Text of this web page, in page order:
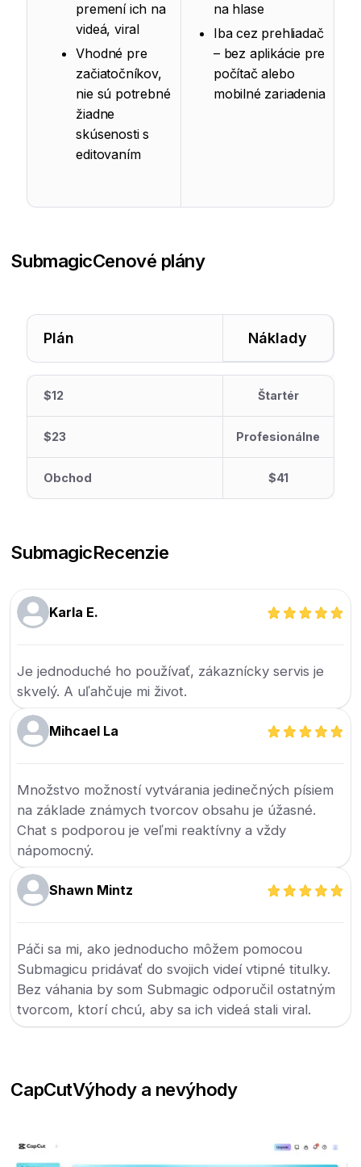
premení ich na
videá, viral
Vhodné pre
začiatočníkov,
nie sú potrebné
žiadne
skúsenosti s
editovaním
na hlase
Iba cez prehliadač
– bez aplikácie pre
počítač alebo
mobilné zariadenia
SubmagicCenové plány
Plán Náklady
$12 Štartér
$23 Profesionálne
Obchod $41
SubmagicRecenzie
Karla E.
Je jednoduché ho používať, zákaznícky servis je
skvelý. A uľahčuje mi život.
Mihcael La
Množstvo možností vytvárania jedinečných písiem
na základe známych tvorcov obsahu je úžasné.
Chat s podporou je veľmi reaktívny a vždy
nápomocný.
Shawn Mintz
Páči sa mi, ako jednoducho môžem pomocou
Submagicu pridávať do svojich videí vtipné titulky.
Bez váhania by som Submagic odporučil ostatným
tvorcom, ktorí chcú, aby sa ich videá stali viral.
CapCutVýhody a nevýhody